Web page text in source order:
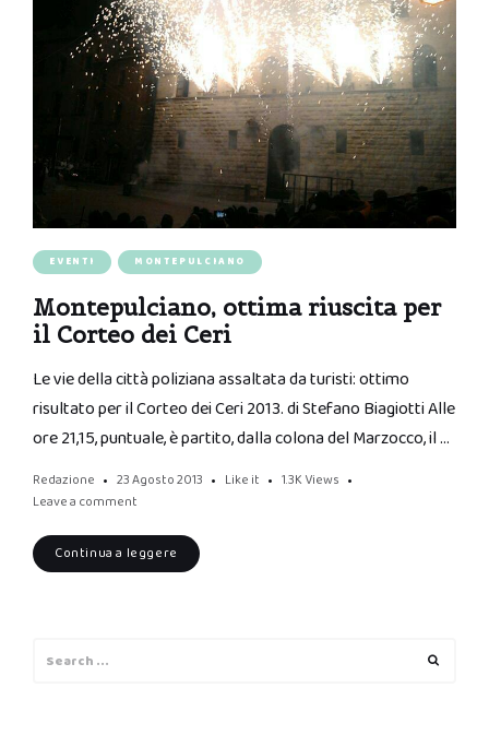
EVENTI MONTEPULCIANO
Montepulciano, ottima riuscita per
il Corteo dei Ceri
Le vie della città poliziana assaltata da turisti: ottimo
risultato per il Corteo dei Ceri 2013. di Stefano Biagiotti Alle
ore 21,15, puntuale, è partito, dalla colona del Marzocco, il …
Redazione 23 Agosto 2013 Like it 1.3K Views
Leave a comment
Continua a leggere
for: